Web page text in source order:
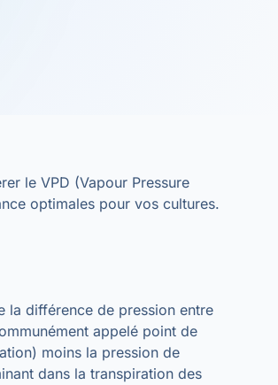
le VPD (Vapour Pressure
optimales pour vos cultures.
la différence de pression entre
appelé point de
moins la pression de
dans la transpiration des